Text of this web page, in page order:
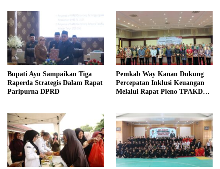
Bupati Ayu Sampaikan Tiga
Raperda Strategis Dalam Rapat
Paripurna DPRD
Pemkab Way Kanan Dukung
Percepatan Inklusi Keuangan
Melalui Rapat Pleno TPAKD